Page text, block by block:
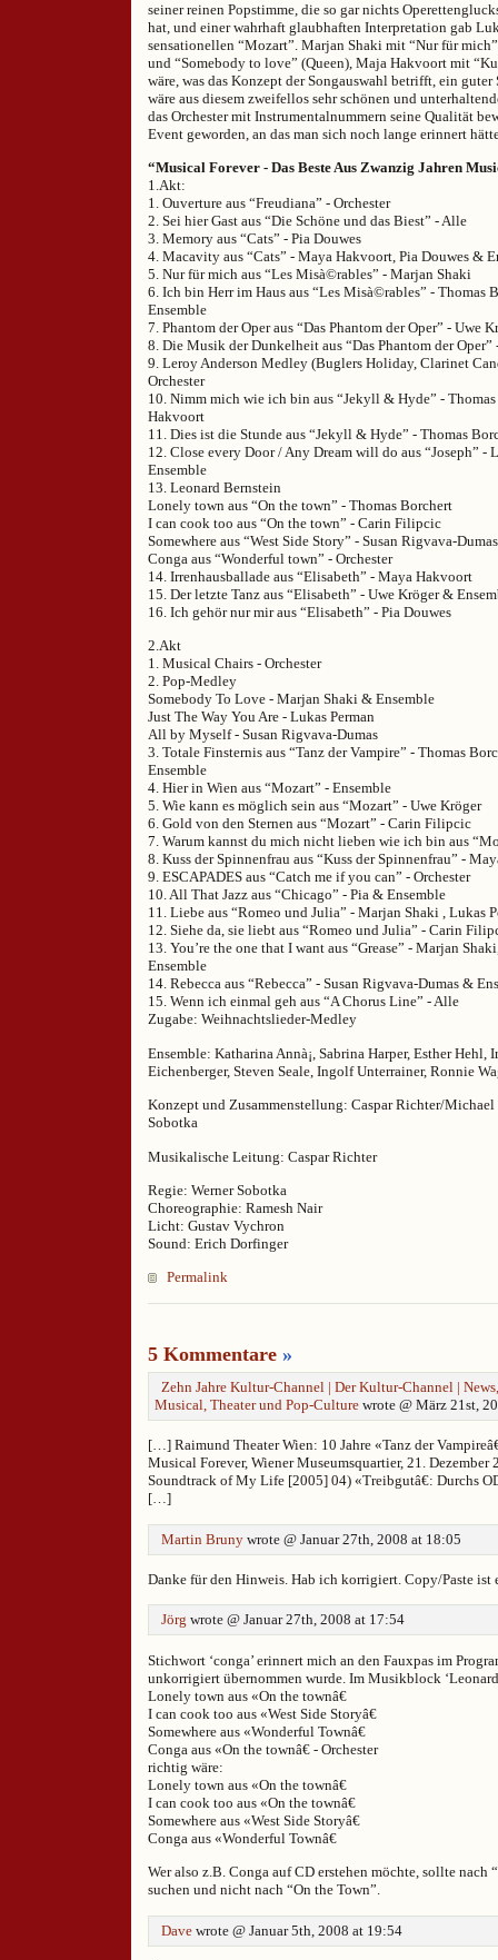
seiner reinen Popstimme, die so gar nichts
hat, und einer wahrhaft glaubhaften Interpretation gab
sensationellen “Mozart”. Marjan Shaki mit “Nur für
und “Somebody to love” (Queen), Maja Hakvoort mit
wäre, was das Konzept der Songauswahl betrifft, ein guter
wäre aus diesem zweifellos sehr schönen und
das Orchester mit Instrumentalnummern seine Qualität
Event geworden, an das man sich noch lange erinnert
“Musical Forever - Das Beste Aus Zwanzig Jahren
1.Akt:
1. Ouverture aus “Freudiana” - Orchester
2. Sei hier Gast aus “Die Schöne und das Biest” - Alle
3. Memory aus “Cats” - Pia Douwes
4. Macavity aus “Cats” - Maya Hakvoort, Pia Douwes &
5. Nur für mich aus “Les Misà©rables” - Marjan Shaki
6. Ich bin Herr im Haus aus “Les Misà©rables” -
Ensemble
7. Phantom der Oper aus “Das Phantom der Oper” - Uwe
8. Die Musik der Dunkelheit aus “Das Phantom der Oper”
9. Leroy Anderson Medley (Buglers Holiday, Clarinet
Orchester
10. Nimm mich wie ich bin aus “Jekyll & Hyde” -
Hakvoort
11. Dies ist die Stunde aus “Jekyll & Hyde” - Thomas
12. Close every Door / Any Dream will do aus “Joseph” -
Ensemble
13. Leonard Bernstein
Lonely town aus “On the town” - Thomas Borchert
I can cook too aus “On the town” - Carin Filipcic
Somewhere aus “West Side Story” - Susan Rigvava-Dumas
Conga aus “Wonderful town” - Orchester
14. Irrenhausballade aus “Elisabeth” - Maya Hakvoort
15. Der letzte Tanz aus “Elisabeth” - Uwe Kröger &
16. Ich gehör nur mir aus “Elisabeth” - Pia Douwes
2.Akt
1. Musical Chairs - Orchester
2. Pop-Medley
Somebody To Love - Marjan Shaki & Ensemble
Just The Way You Are - Lukas Perman
All by Myself - Susan Rigvava-Dumas
3. Totale Finsternis aus “Tanz der Vampire” - Thomas
Ensemble
4. Hier in Wien aus “Mozart” - Ensemble
5. Wie kann es möglich sein aus “Mozart” - Uwe Kröger
6. Gold von den Sternen aus “Mozart” - Carin Filipcic
7. Warum kannst du mich nicht lieben wie ich bin aus
8. Kuss der Spinnenfrau aus “Kuss der Spinnenfrau” -
9. ESCAPADES aus “Catch me if you can” - Orchester
10. All That Jazz aus “Chicago” - Pia & Ensemble
11. Liebe aus “Romeo und Julia” - Marjan Shaki , Lukas
12. Siehe da, sie liebt aus “Romeo und Julia” - Carin
13. You’re the one that I want aus “Grease” - Marjan
Ensemble
14. Rebecca aus “Rebecca” - Susan Rigvava-Dumas &
15. Wenn ich einmal geh aus “A Chorus Line” - Alle
Zugabe: Weihnachtslieder-Medley
Ensemble: Katharina Annà¡, Sabrina Harper, Esther Hehl,
Eichenberger, Steven Seale, Ingolf Unterrainer, Ronnie
Konzept und Zusammenstellung: Caspar Richter/
Sobotka
Musikalische Leitung: Caspar Richter
Regie: Werner Sobotka
Choreographie: Ramesh Nair
Licht: Gustav Vychron
Sound: Erich Dorfinger
Permalink
5 Kommentare »
Zehn Jahre Kultur-Channel | Der Kultur-Channel |
Musical, Theater und Pop-Culture wrote @ März 21st,
[…] Raimund Theater Wien: 10 Jahre «Tanz der
Musical Forever, Wiener Museumsquartier, 21.
Soundtrack of My Life [2005] 04) «Treibgutâ€: Durchs
[…]
Martin Bruny wrote @ Januar 27th, 2008 at 18:05
Danke für den Hinweis. Hab ich korrigiert. Copy/Paste ist
Jörg wrote @ Januar 27th, 2008 at 17:54
Stichwort ‘conga’ erinnert mich an den Fauxpas im
unkorrigiert übernommen wurde. Im Musikblock
Lonely town aus «On the townâ€
I can cook too aus «West Side Storyâ€
Somewhere aus «Wonderful Townâ€
Conga aus «On the townâ€ - Orchester
richtig wäre:
Lonely town aus «On the townâ€
I can cook too aus «On the townâ€
Somewhere aus «West Side Storyâ€
Conga aus «Wonderful Townâ€
Wer also z.B. Conga auf CD erstehen möchte, sollte nach
suchen und nicht nach “On the Town”.
Dave wrote @ Januar 5th, 2008 at 19:54